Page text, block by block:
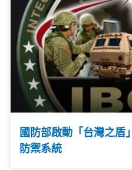
國防部啟動「台灣之
防禦系統